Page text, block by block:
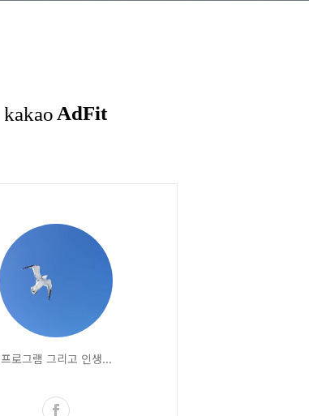
프로그램 그리고 인생...